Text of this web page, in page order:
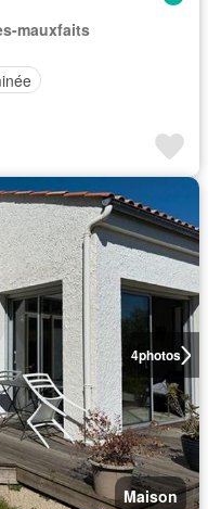
mauxfaits
4photos
Maison